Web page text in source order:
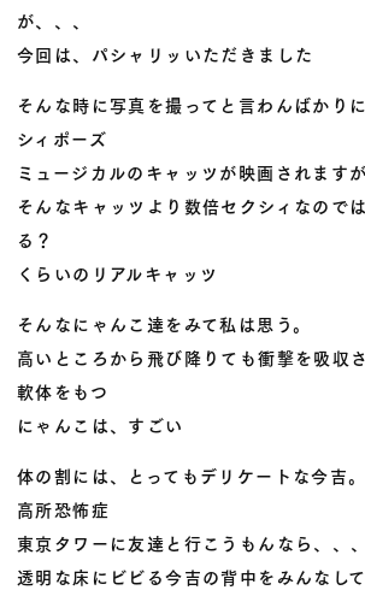
が、、、
今回は、パシャリッいただきました
そんな時に写真を撮ってと言わんばかり
シィポーズ
ミュージカルのキャッツが映画されますが
そんなキャッツより数倍セクシィなので
る？
くらいのリアルキャッツ
そんなにゃんこ達をみて私は思う。
高いところから飛び降りても衝撃を吸収
軟体をもつ
にゃんこは、すごい
体の割には、とってもデリケートな今吉。
高所恐怖症
東京タワーに友達と行こうもんなら、、、
透明な床にビビる今吉の背中をみんなし